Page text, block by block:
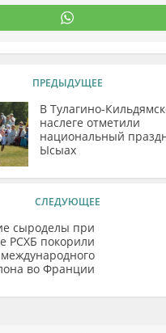
ПРЕДЫДУЩЕЕ
В Тулагино-
наслеге отметили
национальный
Ысыах
СЛЕДУЮЩЕЕ
сыроделы при
РСХБ покорили
во Франции